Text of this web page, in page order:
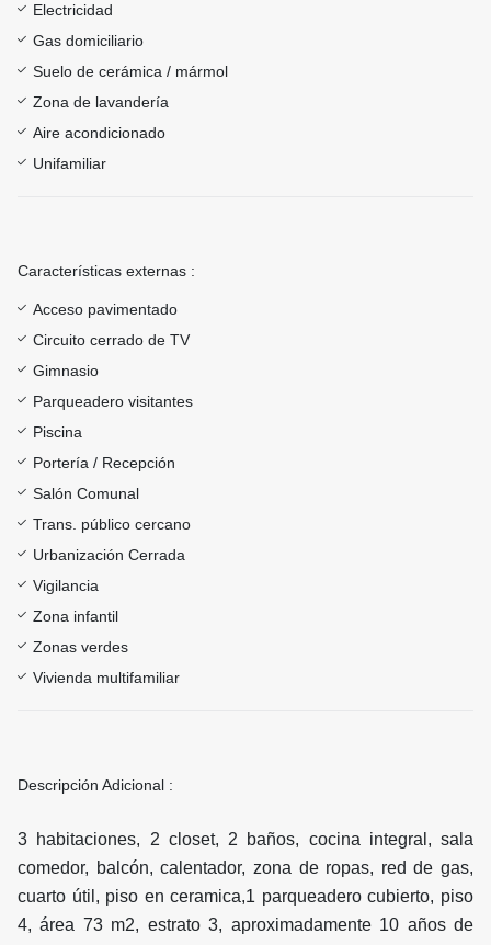
Electricidad
Gas domiciliario
Suelo de cerámica / mármol
Zona de lavandería
Aire acondicionado
Unifamiliar
Características externas :
Acceso pavimentado
Circuito cerrado de TV
Gimnasio
Parqueadero visitantes
Piscina
Portería / Recepción
Salón Comunal
Trans. público cercano
Urbanización Cerrada
Vigilancia
Zona infantil
Zonas verdes
Vivienda multifamiliar
Descripción Adicional :
3 habitaciones, 2 closet, 2 baños, cocina integral, sala
comedor, balcón, calentador, zona de ropas, red de gas,
cuarto útil, piso en ceramica,1 parqueadero cubierto, piso
4, área 73 m2, estrato 3, aproximadamente 10 años de